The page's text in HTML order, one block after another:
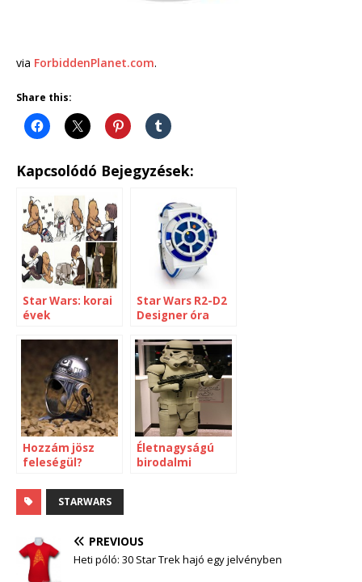
via ForbiddenPlanet.com.
Share this:
Kapcsolódó Bejegyzések:
Star Wars: korai
évek
Star Wars R2-D2
Designer óra
Hozzám jösz
feleségül?
Életnagyságú
birodalmi
STARWARS
PREVIOUS
Heti póló: 30 Star Trek hajó egy jelvényben